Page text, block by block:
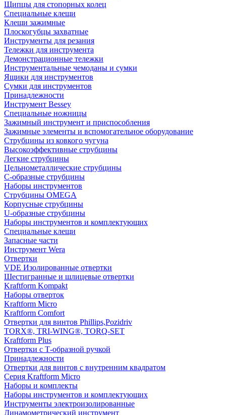
Щипцы для стопорных колец
Специальные клещи
Клещи зажимные
Плоскогубцы захватные
Инструменты для резания
Тележки для инструмента
Демонстрационные тележки
Инструментальные чемоданы и сумки
Ящики для инструментов
Сумки для инструментов
Принадлежности
Инструмент Bessey
Специальные ножницы
Зажимный инструмент и приспособления
Зажимные элементы и вспомогательное оборудование
Струбцины из ковкого чугуна
Высокоэффективные струбцины
Легкие струбцины
Цельнометаллические струбцины
C-образные струбцины
Наборы инструментов
Струбцины OMEGA
Корпусные струбцины
U-образные струбцины
Наборы инструментов и комплектующих
Специальные клещи
Запасные части
Инструмент Wera
Отвертки
VDE Изолированные отвертки
Шестигранные и шлицевые отвертки
Kraftform Kompakt
Наборы отверток
Kraftform Micro
Kraftform Comfort
Отвертки для винтов Phillips,Pozidriv
TORX®, TRI-WING®, TORQ-SET
Kraftform Plus
Отвертки с Т-образной ручкой
Принадлежности
Отвертки для винтов с внутренним квадратом
Серия Kraftform Micro
Наборы и комплекты
Наборы инструментов и комплектующих
Инструменты электроизолированные
Динамометрический инструмент